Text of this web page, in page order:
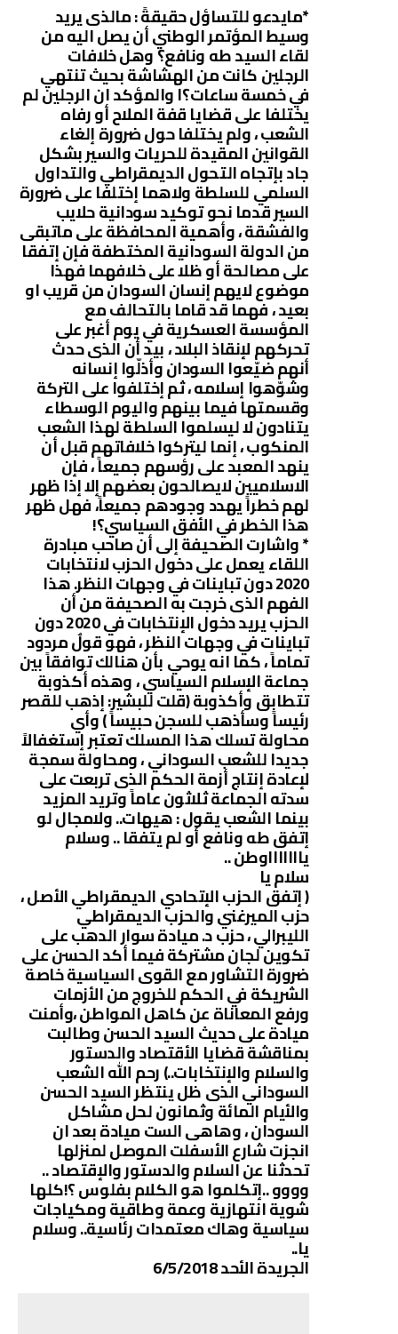
*مايدعو للتساؤل حقيقةً : مالذى يريد
وسيط المؤتمر الوطني أن يصل اليه من
لقاء السيد طه ونافع؟ وهل خلافات
الرجلين كانت من الهشاشة بحيث تنتهي
في خمسة ساعات؟ا والمؤكد ان الرجلين لم
يختلفا على قضايا قفة الملاح أو رفاه
الشعب ، ولم يختلفا حول ضرورة إلغاء
القوانين المقيدة للحريات والسير بشكل
جاد بإتجاه التحول الديمقراطي والتداول
السلمي للسلطة ولاهما إختلفا على ضرورة
السير قدما نحو توكيد سودانية حلايب
والفشقة ، وأهمية المحافظة على ماتبقى
من الدولة السودانية المختطفة فإن إتفقا
على مصالحة أو ظلا على خلافهما فهذا
موضوع لايهم إنسان السودان من قريب او
بعيد ، فهما قد قاما بالتحالف مع
المؤسسة العسكرية في يوم أغبر على
تحركهم لإنقاذ البلاد ، بيد أن الذى حدث
أنهم ضيّعوا السودان وأذلّوا إنسانه
وشوّهوا إسلامه ، ثم إختلفوا على التركة
وقسمتها فيما بينهم واليوم الوسطاء
يتنادون لا ليسلموا السلطة لهذا الشعب
المنكوب ، إنما ليتركوا خلافاتهم قبل أن
ينهد المعبد على رؤسهم جميعاً ، فإن
الاسلاميين لايصالحون بعضهم إلا إذا ظهر
لهم خطراً يهدد وجودهم جميعاً، فهل ظهر
هذا الخطر في الأفق السياسي؟!
* واشارت الصحيفة إلى أن صاحب مبادرة
اللقاء يعمل على دخول الحزب لانتخابات
2020 دون تباينات في وجهات النظر. هذا
الفهم الذى خرجت به الصحيفة من أن
الحزب يريد دخول الإنتخابات في 2020 دون
تباينات في وجهات النظر ، فهو قولٌ مردود
تماماً ، كما انه يوحي بأن هنالك توافقاً بين
جماعة الإسلام السياسي ، وهذه أكذوبة
تتطابق وأكذوبة (قلت للبشير: إذهب للقصر
رئيساً وسأذهب للسجن حبيساً ) وأي
محاولة تسلك هذا المسلك تعتبر إستغفالاً
جديدا للشعب السوداني ، ومحاولة سمجة
لإعادة إنتاج أزمة الحكم الذى تربعت على
سدته الجماعة ثلاثون عاماً وتريد المزيد
بينما الشعب يقول : هيهات.. ولامجال لو
إتفق طه ونافع أو لم يتفقا .. وسلام
ياااااااوطن ..
سلام يا
( إتفق الحزب الإتحادي الديمقراطي الأصل ،
حزب الميرغني والحزب الديمقراطي
الليبرالي ، حزب د. ميادة سوار الدهب على
تكوين لجان مشتركة فيما أكد الحسن على
ضرورة التشاور مع القوى السياسية خاصة
الشريكة في الحكم للخروج من الأزمات
ورفع المعاناة عن كاهل المواطن ،وأمنت
ميادة على حديث السيد الحسن وطالبت
بمناقشة قضايا الأقتصاد والدستور
والسلام والإنتخابات..) رحم الله الشعب
السوداني الذى ظل ينتظر السيد الحسن
والأيام المائة وثمانون لحل مشاكل
السودان ، وهاهى الست ميادة بعد ان
انجزت شارع الأسفلت الموصل لمنزلها
تحدثنا عن السلام والدستور والإقتصاد ..
وووو ..إتكلموا هو الكلام بفلوس ؟!كلها
شوية انتهازية وعمة وطاقية ومكياجات
سياسية وهاك معتمدات رئاسية.. وسلام
يا..
الجريدة الأحد 6/5/2018